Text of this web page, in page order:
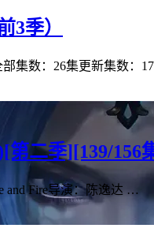
3季）
集数：26集更新集数：
第二季][139/156
and Fire导演：陈逸达 …